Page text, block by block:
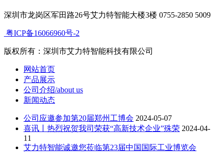
深圳市龙岗区军田路26号艾力特智能大楼3楼 0755-2850 5009
粤ICP备16066960号-2
版权所有：深圳市艾力特智能科技有限公司
网站首页
产品展示
公司介绍/about us
新闻动态
公司应邀参加第20届郑州工博会 2024-05-07
喜讯丨热烈祝贺我司荣获“高新技术企业”殊荣 2024-04-
11
艾力特智能诚邀您莅临第23届中国国际工业博览会